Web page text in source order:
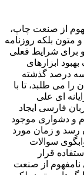
از صنعت چاپ،
متون بلکه روزنامه
برای شرایط فعلی
ابزارهای
درصد گذشته
می طلبد، تا با
ای علی
فارسی ایجاد
و دشواری موجود
رسد و زمان مورد
سوالات
قرار
نامفهوم از صنعت